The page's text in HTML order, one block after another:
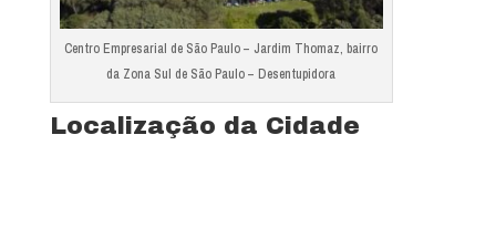
Centro Empresarial de São Paulo – Jardim Thomaz, bairro
da Zona Sul de São Paulo – Desentupidora
Localização da Cidade